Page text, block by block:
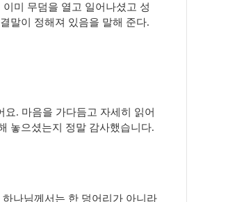
미 무덤을 열고 일어나셨고 성
말이 정해져 있음을 말해 준다.
요. 마음을 가다듬고 자세히 읽어
놓으셨는지 정말 감사했습니다.
하나님께서는 한 덩어리가 아니라